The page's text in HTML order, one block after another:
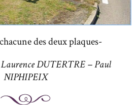
des deux plaques-
Laurence DUTERTRE – Paul
NIPHIPEIX